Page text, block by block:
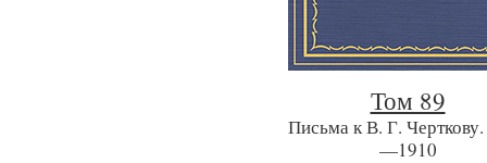
Том 89
Письма к В. Г.
—1910